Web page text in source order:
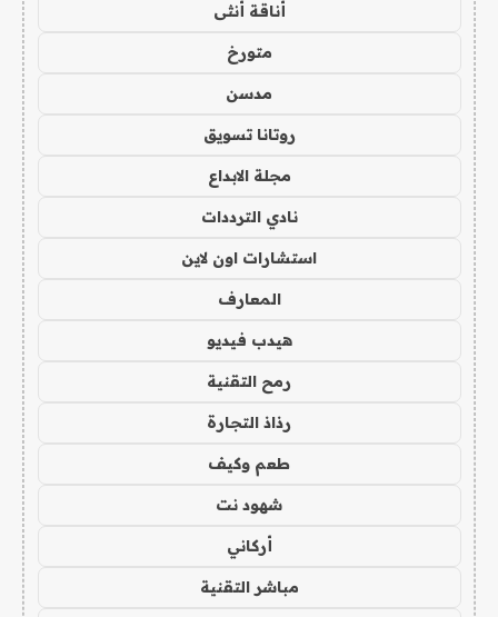
أناقة أنثى
متورخ
مدسن
روتانا تسويق
مجلة الابداع
نادي الترددات
استشارات اون لاين
المعارف
هيدب فيديو
رمح التقنية
رذاذ التجارة
طعم وكيف
شهود نت
أركاني
مباشر التقنية